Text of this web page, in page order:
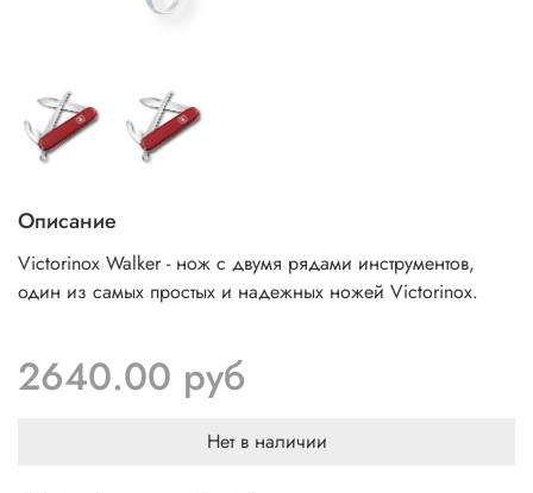
Описание
Victorinox Walker - нож с двумя рядами инструментов,
один из самых простых и надежных ножей Victorinox.
2640.00 руб
Нет в наличии